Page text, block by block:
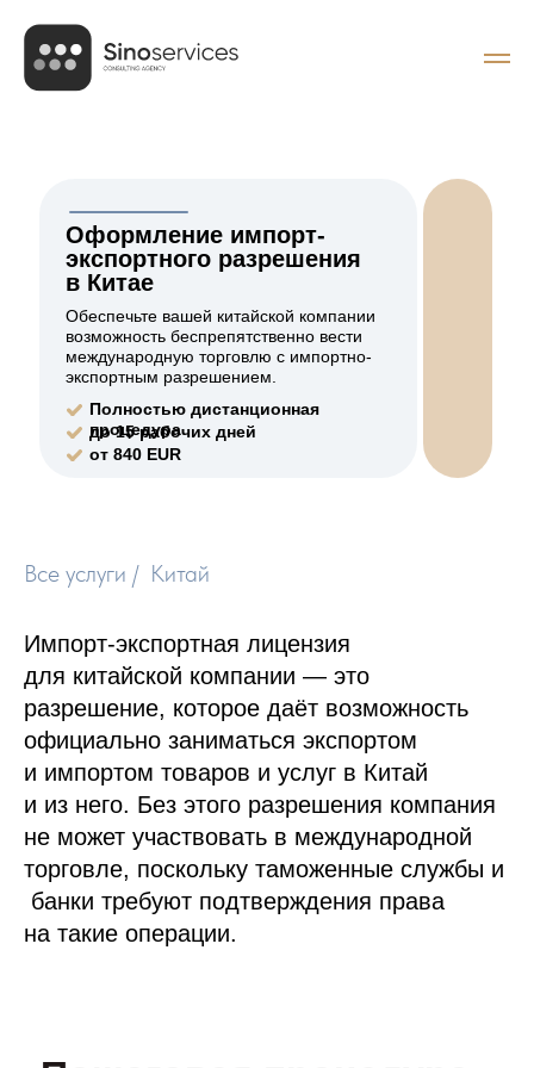
Оформление импорт-
экспортного разрешения
в Китае
Полностью дистанционная
процедура
до 15 рабочих дней
от 840 EUR
Обеспечьте вашей китайской компании
возможность беспрепятственно вести
международную торговлю с импортно-
экспортным разрешением.
Все услуги / Китай
Импорт-экспортная лицензия
для китайской компании — это
разрешение, которое даёт возможность
официально заниматься экспортом
и импортом товаров и услуг в Китай
и из него. Без этого разрешения компания
не может участвовать в международной
торговле, поскольку таможенные службы и
банки требуют подтверждения права
на такие операции.